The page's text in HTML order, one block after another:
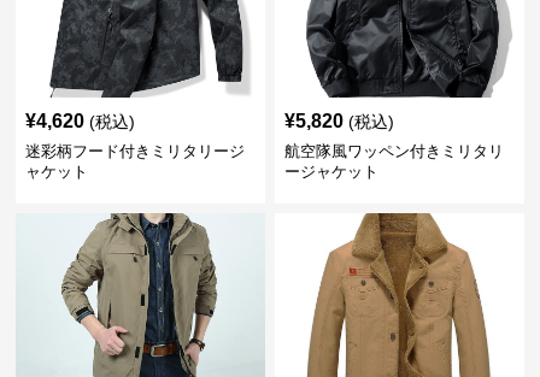
¥4,620 (税込)
迷彩柄フード付きミリタリージ
ャケット
¥5,820 (税込)
航空隊風ワッペン付きミリタリ
ージャケット